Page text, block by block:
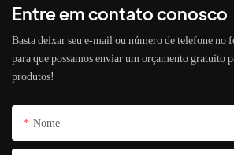
Entre em contato conosco
Basta deixar seu e-mail ou número de telefone no
para que possamos enviar um orçamento gratuito
produtos!
Nome